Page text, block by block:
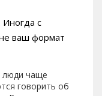
Иногда с
ваш формат
люди чаще
говорить об